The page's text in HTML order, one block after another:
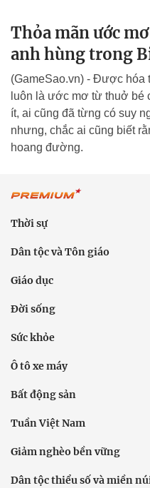
Thỏa mãn ước
anh hùng trong
(GameSao.vn) - Được hóa
luôn là ước mơ từ thuở bé
ít, ai cũng đã từng có suy
nhưng, chắc ai cũng biết
hoang đường.
Thời sự
Dân tộc và Tôn giáo
Giáo dục
Đời sống
Sức khỏe
Ô tô xe máy
Bất động sản
Tuần Việt Nam
Giảm nghèo bền vững
Dân tộc thiểu số và miền